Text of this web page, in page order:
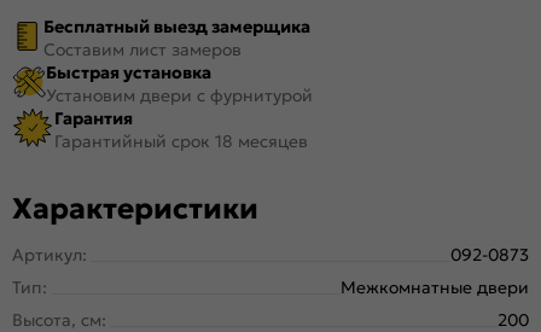
Бесплатный выезд замерщика
Составим лист замеров
Быстрая установка
Установим двери с фурнитурой
Гарантия
Гарантийный срок 18 месяцев
Характеристики
Артикул:
092-0873
Тип:
Межкомнатные двери
Высота, см:
200